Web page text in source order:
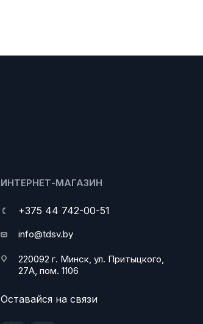
ИНТЕРНЕТ-МАГАЗИН
+375 44 742-00-51
info@tdsv.by
220092 г. Минск, ул. Притыцкого,
27А, пом. 1106
Оставайся на связи